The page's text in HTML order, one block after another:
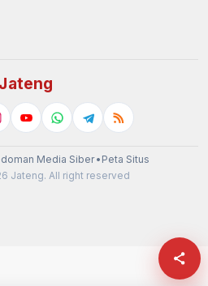
Jateng
Media Siber• Peta Situs
Jateng. All right reserved